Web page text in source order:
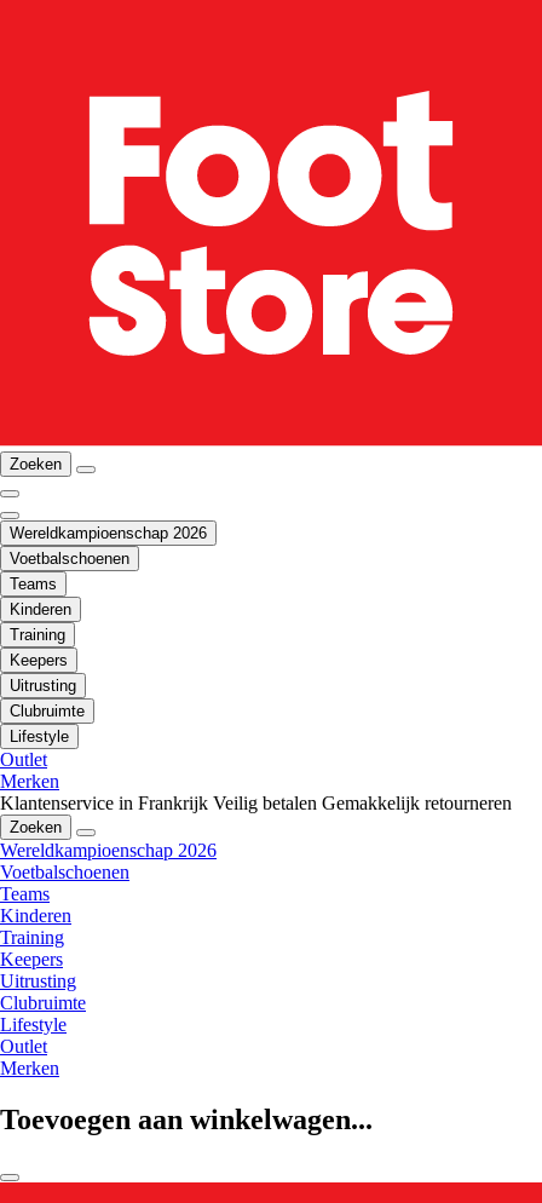
Zoeken
Wereldkampioenschap 2026
Voetbalschoenen
Teams
Kinderen
Training
Keepers
Uitrusting
Clubruimte
Lifestyle
Outlet
Merken
Klantenservice in Frankrijk Veilig betalen Gemakkelijk retourneren
Zoeken
Wereldkampioenschap 2026
Voetbalschoenen
Teams
Kinderen
Training
Keepers
Uitrusting
Clubruimte
Lifestyle
Outlet
Merken
Toevoegen aan winkelwagen...